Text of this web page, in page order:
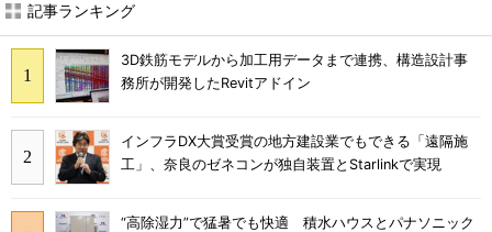
記事ランキング
3D鉄筋モデルから加工用データまで連携、構造設計事
務所が開発したRevitアドイン
インフラDX大賞受賞の地方建設業でもできる「遠隔施
工」、奈良のゼネコンが独自装置とStarlinkで実現
“高除湿力”で猛暑でも快適 積水ハウスとパナソニック